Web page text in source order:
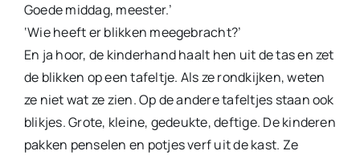
Goede middag, meester.’
‘Wie heeft er blikken meegebracht?’
En ja hoor, de kinderhand haalt hen uit de tas en zet
de blikken op een tafeltje. Als ze rondkijken, weten
ze niet wat ze zien. Op de andere tafeltjes staan ook
blikjes. Grote, kleine, gedeukte, deftige. De kinderen
pakken penselen en potjes verf uit de kast. Ze